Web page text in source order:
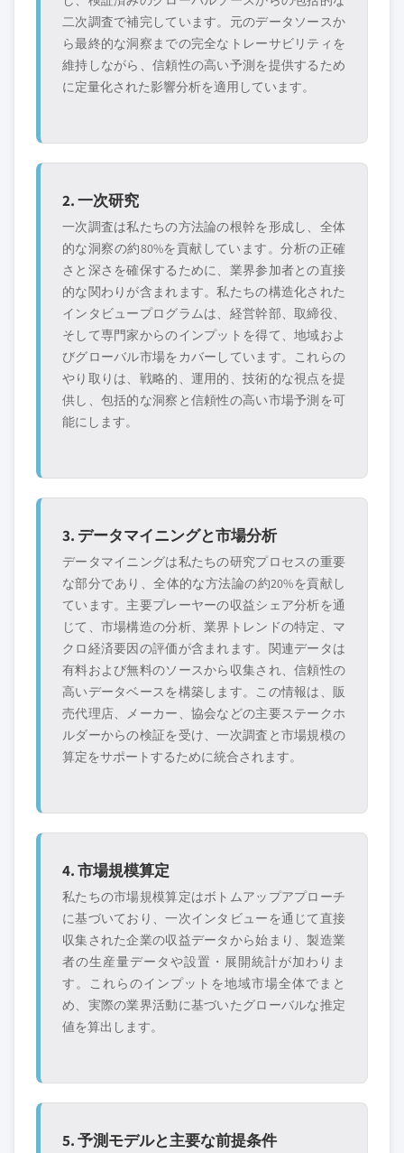
二次調査で補完しています。元のデータソースか
ら最終的な洞察までの完全なトレーサビリティを
維持しながら、信頼性の高い予測を提供するため
に定量化された影響分析を適用しています。
2. 一次研究
一次調査は私たちの方法論の根幹を形成し、全体
的な洞察の約80%を貢献しています。分析の正確
さと深さを確保するために、業界参加者との直接
的な関わりが含まれます。私たちの構造化された
インタビュープログラムは、経営幹部、取締役、
そして専門家からのインプットを得て、地域およ
びグローバル市場をカバーしています。これらの
やり取りは、戦略的、運用的、技術的な視点を提
供し、包括的な洞察と信頼性の高い市場予測を可
能にします。
3. データマイニングと市場分析
データマイニングは私たちの研究プロセスの重要
な部分であり、全体的な方法論の約20%を貢献し
ています。主要プレーヤーの収益シェア分析を通
じて、市場構造の分析、業界トレンドの特定、マ
クロ経済要因の評価が含まれます。関連データは
有料および無料のソースから収集され、信頼性の
高いデータベースを構築します。この情報は、販
売代理店、メーカー、協会などの主要ステークホ
ルダーからの検証を受け、一次調査と市場規模の
算定をサポートするために統合されます。
4. 市場規模算定
私たちの市場規模算定はボトムアップアプローチ
に基づいており、一次インタビューを通じて直接
収集された企業の収益データから始まり、製造業
者の生産量データや設置・展開統計が加わりま
す。これらのインプットを地域市場全体でまと
め、実際の業界活動に基づいたグローバルな推定
値を算出します。
5. 予測モデルと主要な前提条件